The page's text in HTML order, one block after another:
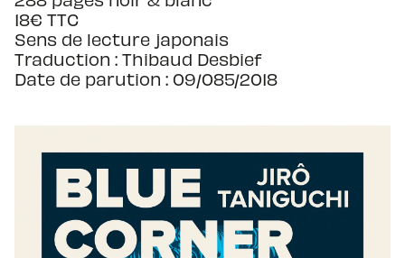
18€ TTC
Sens de lecture japonais
Traduction : Thibaud Desbief
Date de parution : 09/085/2018